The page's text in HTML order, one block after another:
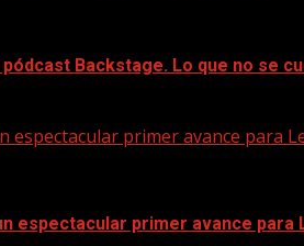
Backstage. Lo que no se
espectacular primer avance para
espectacular primer avance para